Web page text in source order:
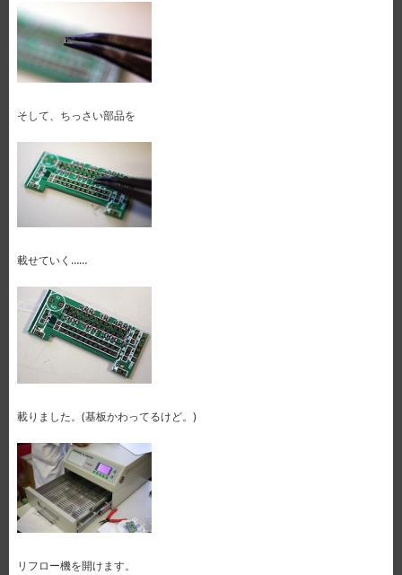
そして、ちっさい部品を
載せていく……
載りました。(基板かわってるけど。)
リフロー機を開けます。